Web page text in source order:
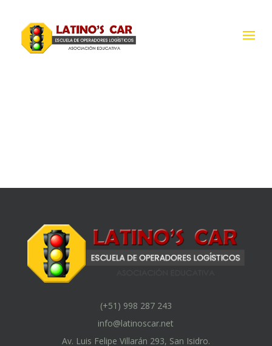
(+51) 998 287 243
info@latinoscar.net
Av. Luis Felipe Villarán 293, San Isidro.